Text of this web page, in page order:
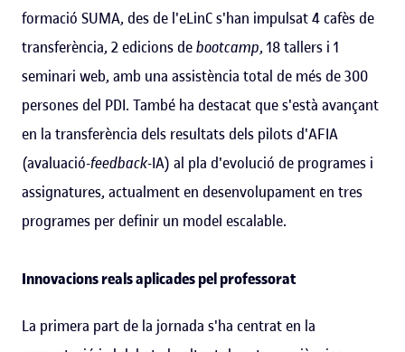
formació SUMA, des de l'eLinC s'han impulsat 4 cafès de
transferència, 2 edicions debootcamp, 18 tallers i 1
seminari web, amb una assistència total de més de 300
persones del PDI. També ha destacat que s'està avançant
en la transferència dels resultats dels pilots d'AFIA
(avaluació-feedback-IA) al pla d'evolució de programes i
assignatures, actualment en desenvolupament en tres
programes per definir un model escalable.
Innovacions reals aplicades pel professorat
La primera part de la jornada s'ha centrat en la